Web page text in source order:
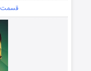
قسمت